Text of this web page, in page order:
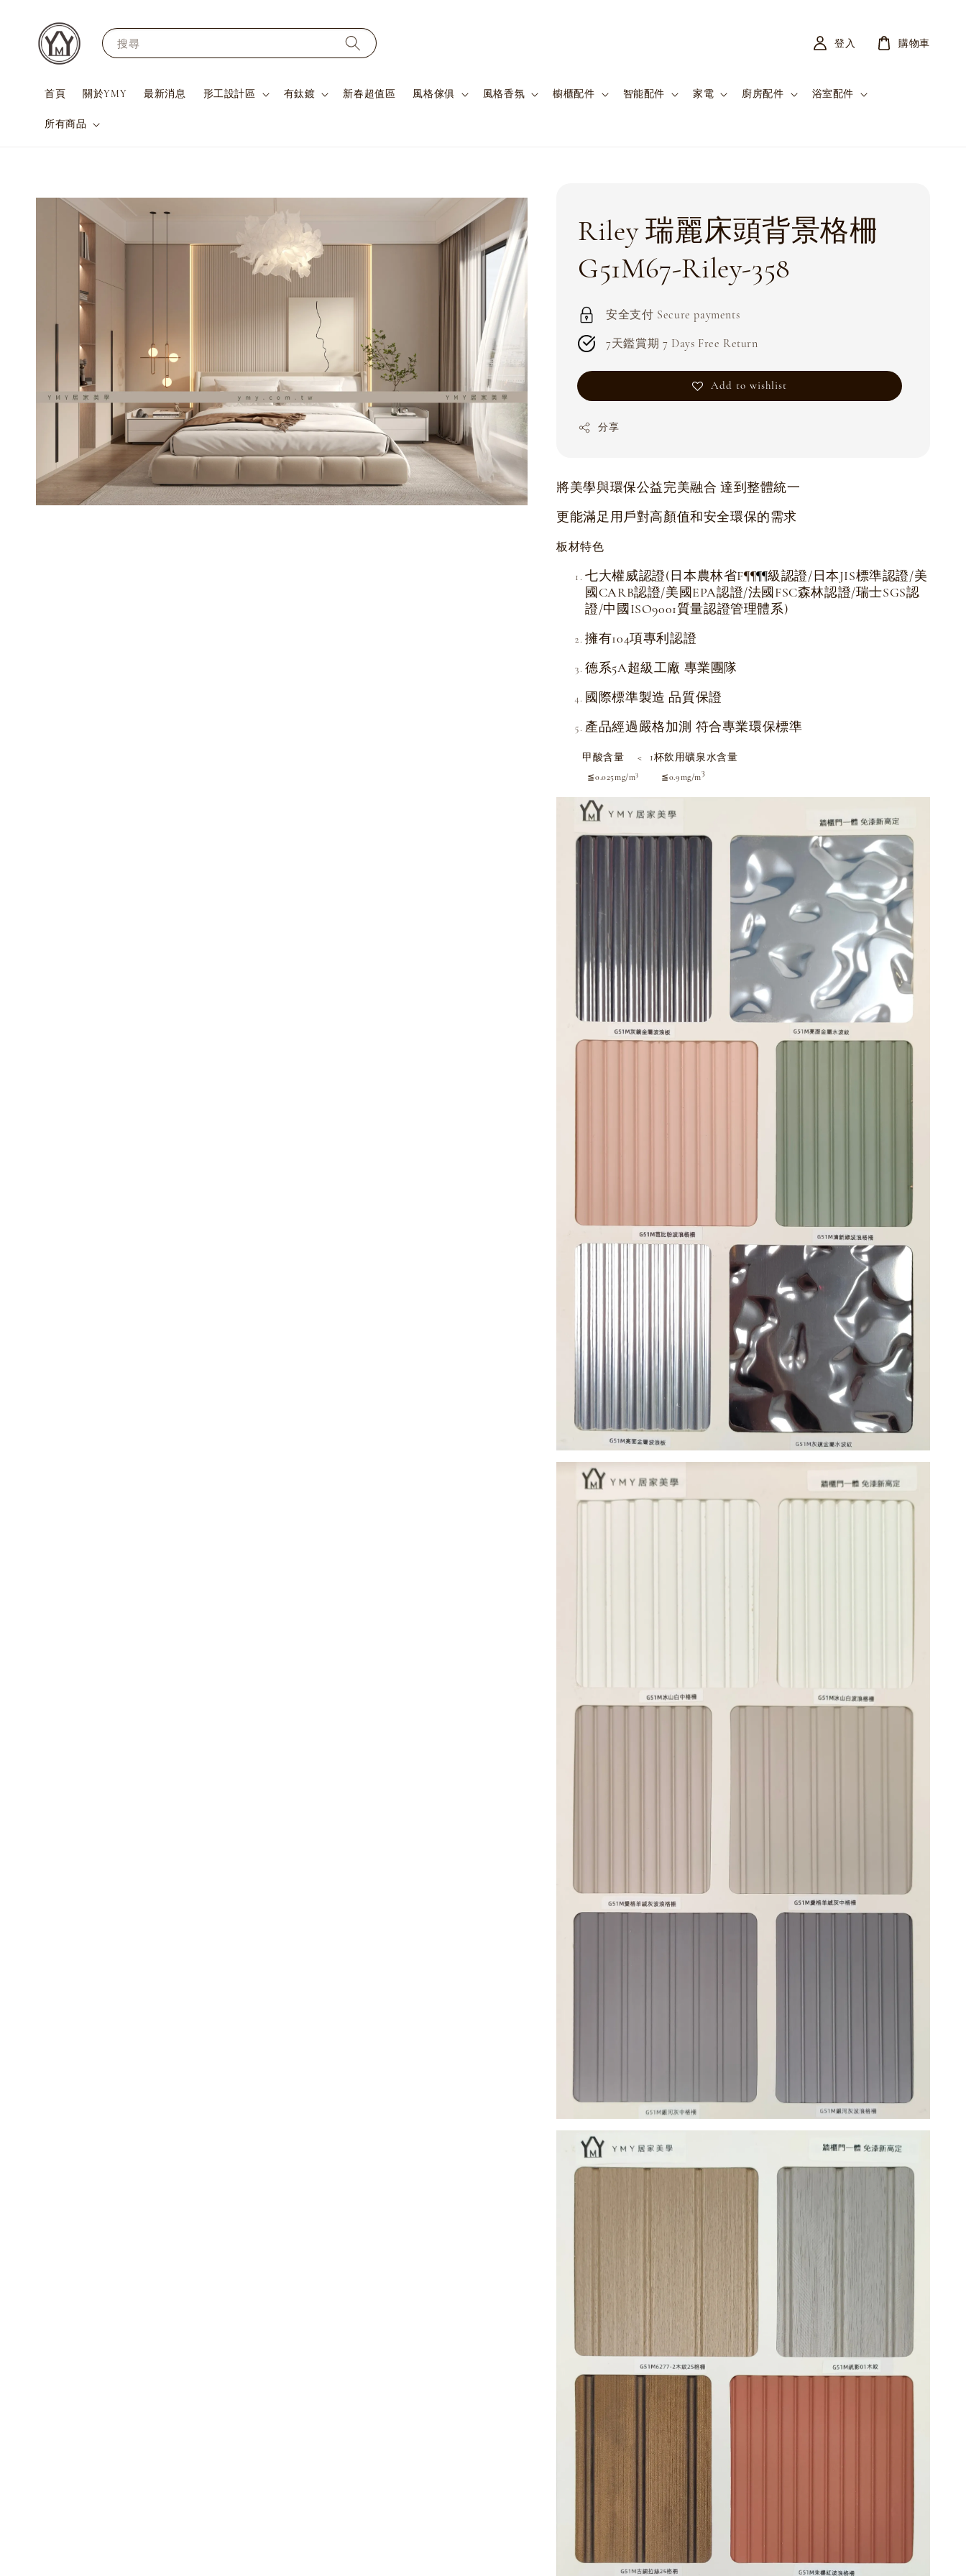
搜尋
首頁 關於YMY 最新消息 形工設計區 有鈦鍍 新春超值區 風格傢俱 風格香氛 櫥櫃配件 智能配件 家電 廚房配件 浴室配件
所有商品
登入 購物車
Riley 瑞麗床頭背景格柵
G51M67-Riley-358
安全支付 Secure payments
7天鑑賞期 7 Days Free Return
Add to wishlist
分享
將美學與環保公益完美融合 達到整體統一
更能滿足用戶對高顏值和安全環保的需求
板材特色
七大權威認證(日本農林省F¶¶¶¶級認證/日本JIS標準認證/美
國CARB認證/美國EPA認證/法國FSC森林認證/瑞士SGS認
證/中國ISO9001質量認證管理體系)
擁有104項專利認證
德系5A超級工廠 專業團隊
國際標準製造 品質保證
產品經過嚴格加測 符合專業環保標準
甲酸含量 < 1杯飲用礦泉水含量
≦0.025mg/m3 ≦0.9mg/m3